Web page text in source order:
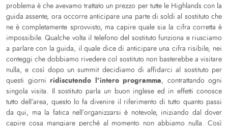
problema è che avevamo trattato un prezzo per tutte le Highlands con la
guida assente, ora occorre anticipare una parte di soldi al sostituto che
ne è completamente sprovvisto, ma capire quale sia la cifra corretta è
impossibile. Qualche volta il telefono del sostituto funziona e riusciamo
a parlare con la guida, il quale dice di anticipare una cifra risibile, nei
conteggi che dobbiamo rivedere col sostituto non basterebbe a visitare
nulla, e così dopo un summit decidiamo di affidarci al sostituto per
questi giorni ridiscutendo l’intero programma, contrattando ogni
singola visita. Il sostituto parla un buon inglese ed in effetti conosce
tutto dell’area, questo lo fa divenire il riferimento di tutto quanto passi
da qui, ma la fatica nell’organizzarsi è notevole, iniziando dal dover
capire cosa mangiare perché al momento non abbiamo nulla. Così